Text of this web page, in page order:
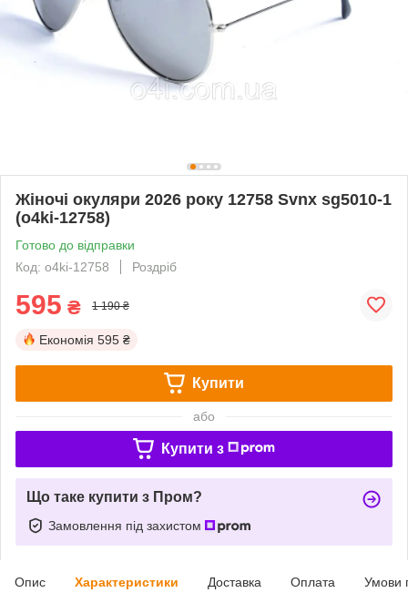
Жіночі окуляри 2026 року 12758 Svnx sg5010-1
(o4ki-12758)
Готово до відправки
Код: o4ki-12758
Роздріб
595 ₴ 1 190 ₴
Економія 595 ₴
Купити
або
Купити з
Що таке купити з Пром?
Замовлення під захистом
Опис Характеристики Доставка Оплата Умови